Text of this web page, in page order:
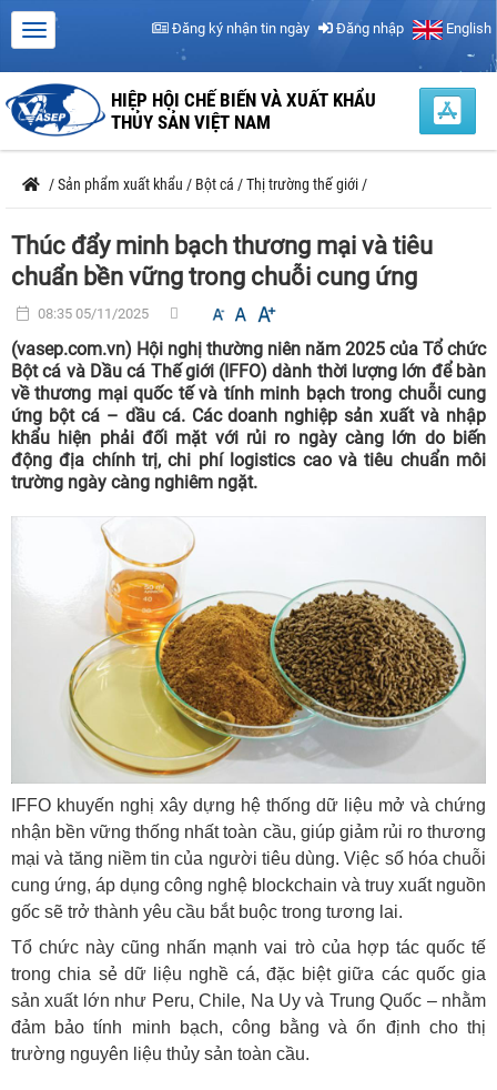
Đăng ký nhận tin ngày Đăng nhập English
HIỆP HỘI CHẾ BIẾN VÀ XUẤT KHẨU
THỦY SẢN VIỆT NAM
/Sản phẩm xuất khẩu / Bột cá /Thị trường thế giới /
Thúc đẩy minh bạch thương mại và tiêu
chuẩn bền vững trong chuỗi cung ứng
08:35 05/11/2025
(vasep.com.vn) Hội nghị thường niên năm 2025 của Tổ chức
Bột cá và Dầu cá Thế giới (IFFO) dành thời lượng lớn để bàn
về thương mại quốc tế và tính minh bạch trong chuỗi cung
ứng bột cá – dầu cá. Các doanh nghiệp sản xuất và nhập
khẩu hiện phải đối mặt với rủi ro ngày càng lớn do biến
động địa chính trị, chi phí logistics cao và tiêu chuẩn môi
trường ngày càng nghiêm ngặt.
IFFO khuyến nghị xây dựng hệ thống dữ liệu mở và chứng
nhận bền vững thống nhất toàn cầu, giúp giảm rủi ro thương
mại và tăng niềm tin của người tiêu dùng. Việc số hóa chuỗi
cung ứng, áp dụng công nghệ blockchain và truy xuất nguồn
gốc sẽ trở thành yêu cầu bắt buộc trong tương lai.
Tổ chức này cũng nhấn mạnh vai trò của hợp tác quốc tế
trong chia sẻ dữ liệu nghề cá, đặc biệt giữa các quốc gia
sản xuất lớn như Peru, Chile, Na Uy và Trung Quốc – nhằm
đảm bảo tính minh bạch, công bằng và ổn định cho thị
trường nguyên liệu thủy sản toàn cầu.